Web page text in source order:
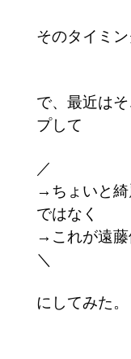
そのタイミ
で、最近は
プして
／
→ちょいと
ではなく
→これが遠藤
＼
にしてみた。